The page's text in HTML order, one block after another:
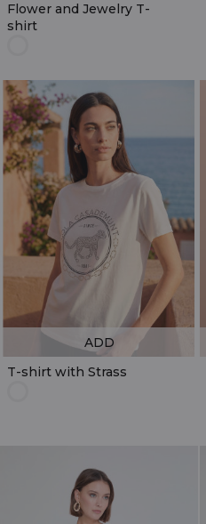
Flower and Jewelry T-
shirt
T-shirt with Strass
ADD